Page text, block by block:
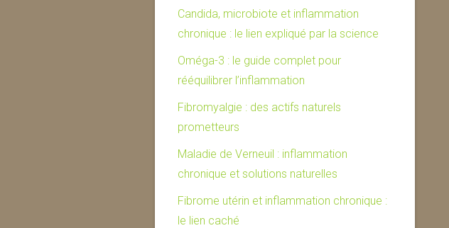
Candida, microbiote et inflammation
chronique : le lien expliqué par la science
Oméga-3 : le guide complet pour
rééquilibrer l’inflammation
Fibromyalgie : des actifs naturels
prometteurs
Maladie de Verneuil : inflammation
chronique et solutions naturelles
Fibrome utérin et inflammation chronique :
le lien caché